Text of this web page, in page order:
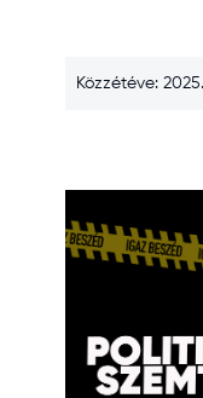
Közzétéve: